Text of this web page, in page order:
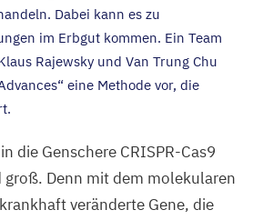
Dabei kann es zu
im Erbgut kommen. Ein Team
Rajewsky und Van Trung Chu
eine Methode vor, die
die Genschere CRISPR-Cas9
groß. Denn mit dem molekularen
veränderte Gene, die